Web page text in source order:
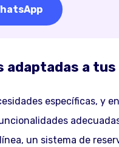
adaptadas a
específicas, y
un sistema de